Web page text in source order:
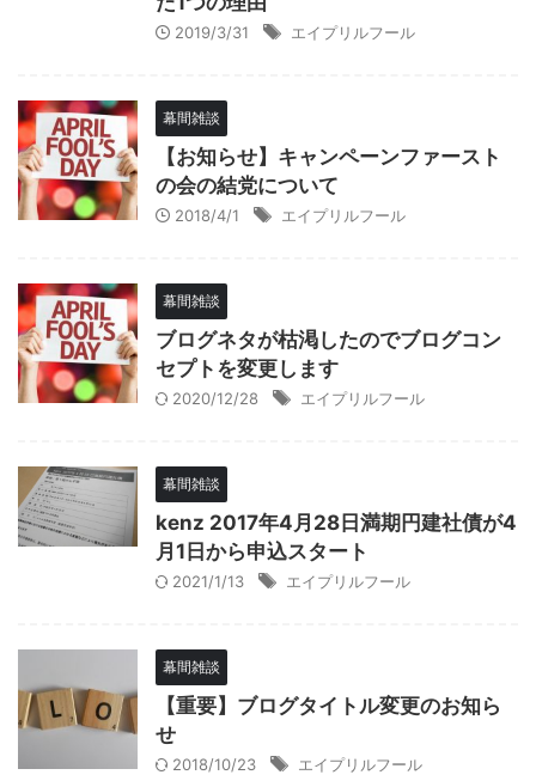
2019/3/31 エイプリルフール
幕間雑談
【お知らせ】キャンペーンファースト
の会の結党について
2018/4/1 エイプリルフール
幕間雑談
ブログネタが枯渇したのでブログコン
セプトを変更します
2020/12/28 エイプリルフール
幕間雑談
kenz 2017年4月28日満期円建社債が4
月1日から申込スタート
2021/1/13 エイプリルフール
幕間雑談
【重要】ブログタイトル変更のお知ら
せ
2018/10/23 エイプリルフール